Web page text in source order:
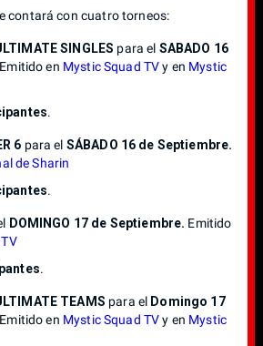
contará con cuatro torneos:
SINGLES para el SABADO 16
Emitido en Mystic Squad TVy en Mystic
.
6 para el SÁBADO 16 de Septiembre.
de Sharin
.
DOMINGO 17 de Septiembre. Emitido
.
TEAMS para el Domingo 17
Emitido en Mystic Squad TVy en Mystic